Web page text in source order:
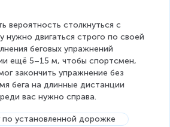
вероятность столкнуться с
двигаться строго по своей
беговых упражнений
ещё 5–15 м, чтобы спортсмен,
закончить упражнение без
бега на длинные дистанции
вас нужно справа.